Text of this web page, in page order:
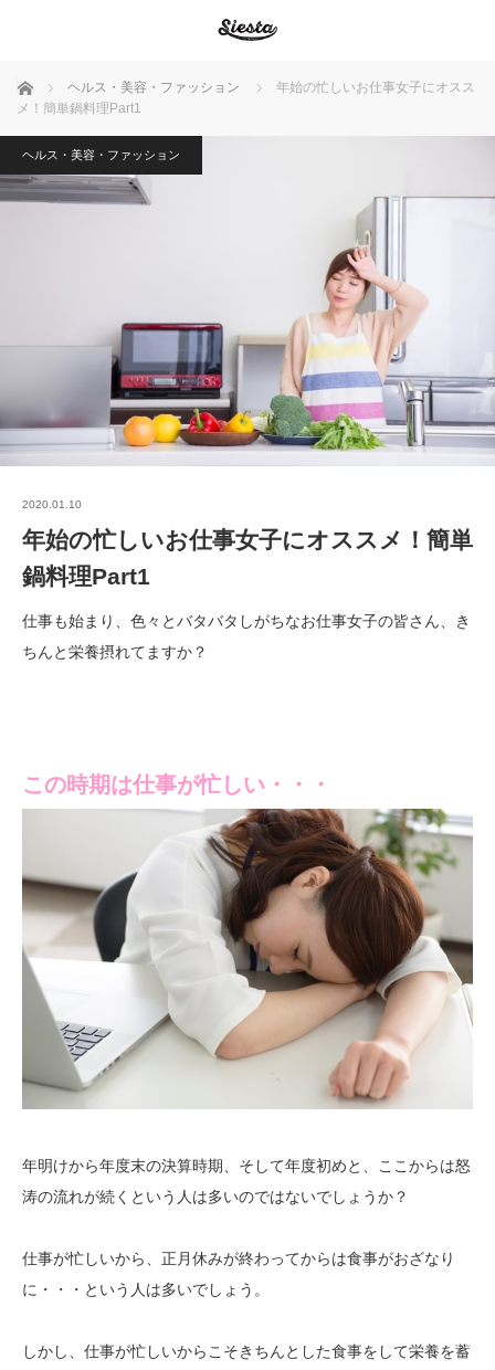
ホーム ヘルス・美容・ファッション
年始の忙しいお仕事女子にオスス
メ！簡単鍋料理Part1
ヘルス・美容・ファッション
2020.01.10
年始の忙しいお仕事女子にオススメ！簡単
鍋料理Part1
仕事も始まり、色々とバタバタしがちなお仕事女子の皆さん、き
ちんと栄養摂れてますか？
この時期は仕事が忙しい・・・
年明けから年度末の決算時期、そして年度初めと、ここからは怒
涛の流れが続くという人は多いのではないでしょうか？
仕事が忙しいから、正月休みが終わってからは食事がおざなり
に・・・という人は多いでしょう。
しかし、仕事が忙しいからこそきちんとした食事をして栄養を蓄